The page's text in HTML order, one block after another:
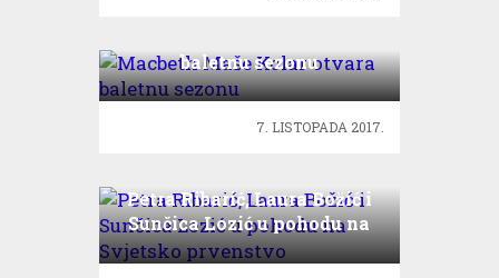
baletnu sezonu
7. LISTOPADA 2017.
Petra Ribarić, Laura Božić i
Sunčica Lozić u pohodu na
Svjetsko prvenstvo